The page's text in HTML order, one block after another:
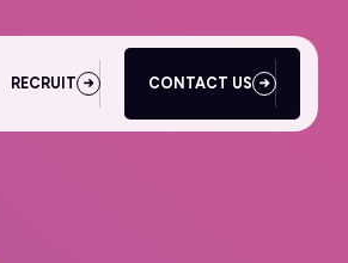
RECRUIT CONTACT US